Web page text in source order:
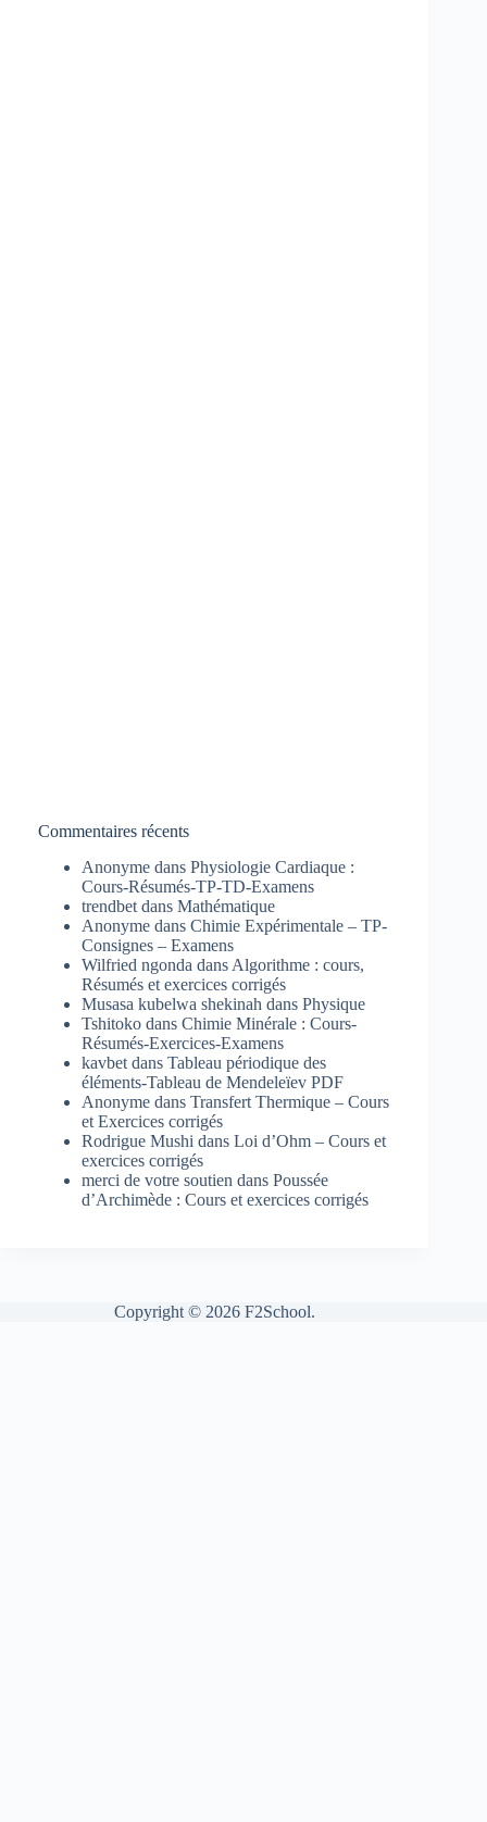
Commentaires récents
Anonyme dans Physiologie Cardiaque :
Cours-Résumés-TP-TD-Examens
trendbet dans Mathématique
Anonyme dans Chimie Expérimentale – TP-
Consignes – Examens
Wilfried ngonda dans Algorithme : cours,
Résumés et exercices corrigés
Musasa kubelwa shekinah dans Physique
Tshitoko dans Chimie Minérale : Cours-
Résumés-Exercices-Examens
kavbet dans Tableau périodique des
éléments-Tableau de Mendeleïev PDF
Anonyme dans Transfert Thermique – Cours
et Exercices corrigés
Rodrigue Mushi dans Loi d’Ohm – Cours et
exercices corrigés
merci de votre soutien dans Poussée
d’Archimède : Cours et exercices corrigés
Copyright © 2026 F2School.